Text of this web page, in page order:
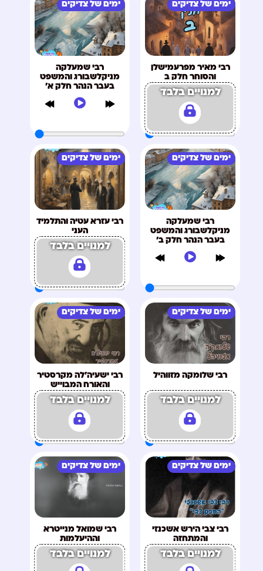
ימים של צדיקים
רבי מאיר מפרעמישלן
והסוחר חלק ב
למנויים בלבד
ימים של צדיקים
רבי שמעלקה
מניקלשבורג והמשפט
בעבר הנהר חלק א'
ימים של צדיקים
רבי שמעלקה
מניקלשבורג והמשפט
בעבר הנהר חלק ב'
ימים של צדיקים
רבי עזרא עטיה והתלמיד
העני
למנויים בלבד
ימים של צדיקים
רבי שלומקה מזווהיל
למנויים בלבד
ימים של צדיקים
רבי ישעיה'לה מקרסטיר
והאורח המבוייש
למנויים בלבד
ימים של צדיקים
רבי צבי הירש אשכנזי
והמתחזה
למנויים בלבד
ימים של צדיקים
רבי שמואל מנייטרא
וההיעלמות
למנויים בלבד